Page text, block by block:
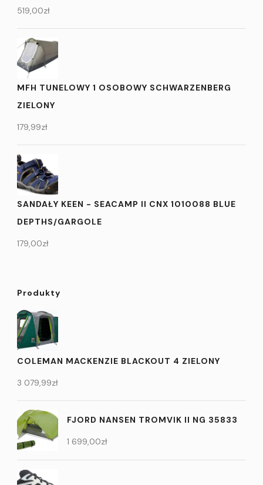
519,00zł
MFH TUNELOWY 1 OSOBOWY SCHWARZENBERG
ZIELONY
179,99zł
SANDAŁY KEEN - SEACAMP II CNX 1010088 BLUE
DEPTHS/GARGOLE
179,00zł
Produkty
COLEMAN MACKENZIE BLACKOUT 4 ZIELONY
3 079,99zł
FJORD NANSEN TROMVIK II NG 35833
1 699,00zł